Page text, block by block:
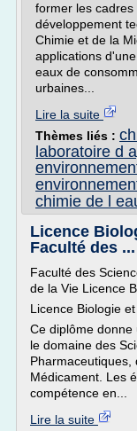
former les
développement
Chimie et de la
applications
eaux de
urbaines...
Lire la suite
Thèmes liés :
laboratoire d
chimie de l
Licence
Faculté des ...
Faculté des
de la Vie Licence
Licence Biologie
Ce diplôme
le domaine des
Pharmaceutiques,
Médicament. Les
compétence en...
Lire la suite